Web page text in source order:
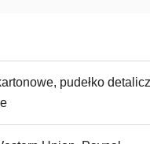
pudełko